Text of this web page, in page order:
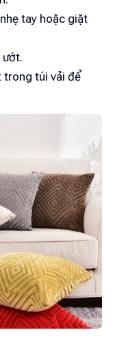
tay hoặc giặt
ướt.
trong túi vải để